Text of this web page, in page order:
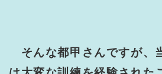
そんな都甲さんですが、